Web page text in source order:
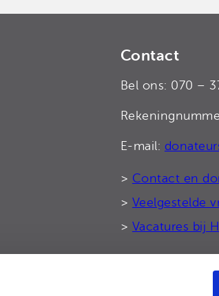
Contact
Bel ons: 070 –
E-mail:
> Contact en
> Veelgestelde
> Vacatures bij